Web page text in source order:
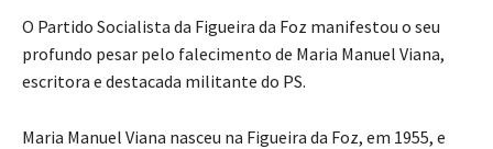
O Partido Socialista da Figueira da Foz manifestou o seu
profundo pesar pelo falecimento de Maria Manuel Viana,
escritora e destacada militante do PS.
Maria Manuel Viana nasceu na Figueira da Foz, em 1955, e